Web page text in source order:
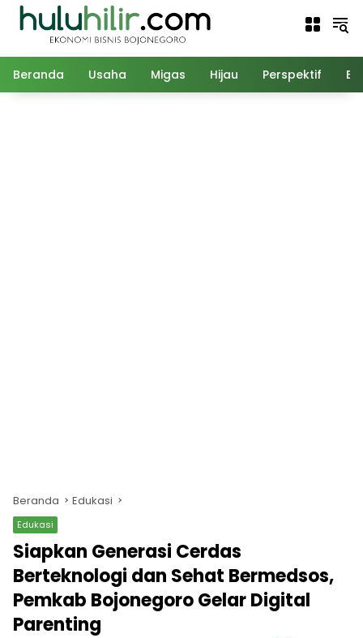
Langsung
Beranda Usaha Migas Hijau Perspektif
Beranda Edukasi
Edukasi
Siapkan Generasi Cerdas
Berteknologi dan Sehat Bermedsos,
Pemkab Bojonegoro Gelar Digital
Parenting